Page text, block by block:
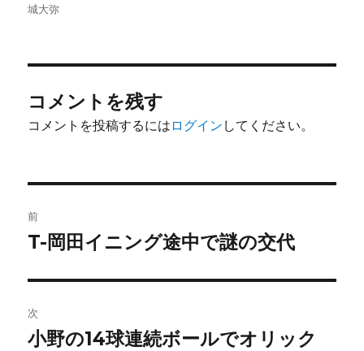
稿
城大弥
コメントを残す
コメントを投稿するには ログイン してください。
稿
ビ
ゲ
前
前
投
稿:
T-岡田イニング途中で謎の交代
次
次
小野の14球連続ボールでオリック